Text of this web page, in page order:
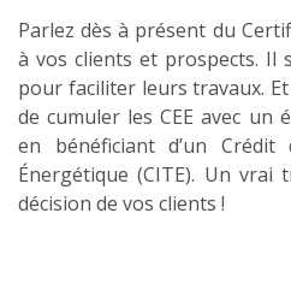
Parlez dès à présent du
à vos clients et prospects. Il
pour faciliter leurs travaux.
de cumuler les CEE avec
en bénéficiant d’un
Énergétique (CITE). Un
décision de vos clients !